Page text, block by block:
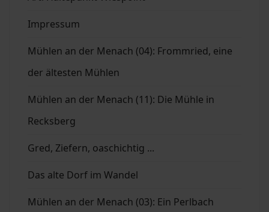
Impressum
Mühlen an der Menach (04): Frommried, eine
der ältesten Mühlen
Mühlen an der Menach (11): Die Mühle in
Recksberg
Gred, Ziefern, oaschichtig ...
Das alte Dorf im Wandel
Mühlen an der Menach (03): Ein Perlbach